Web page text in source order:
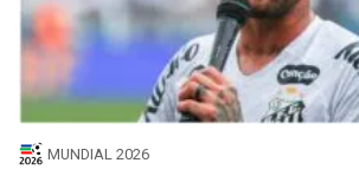
MUNDIAL 2026